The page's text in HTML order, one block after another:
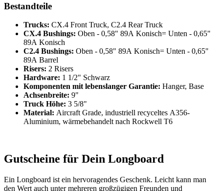
Bestandteile
Trucks: CX.4 Front Truck, C2.4 Rear Truck
CX.4 Bushings: Oben - 0,58" 89A Konisch= Unten - 0,65"
89A Konisch
C2.4 Bushings: Oben - 0,58" 89A Konisch= Unten - 0,65"
89A Barrel
Risers: 2 Risers
Hardware: 1 1/2" Schwarz
Komponenten mit lebenslanger Garantie: Hanger, Base
Achsenbreite: 9"
Truck Höhe: 3 5/8"
Material: Aircraft Grade, industriell recyceltes A356-
Aluminium, wärmebehandelt nach Rockwell T6
Gutscheine für Dein Longboard
Ein Longboard ist ein hervoragendes Geschenk. Leicht kann man
den Wert auch unter mehreren großzügigen Freunden und